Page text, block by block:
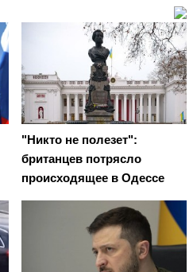
"Никто не полезет":
британцев потрясло
происходящее в Одессе